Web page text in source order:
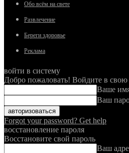
Обо всём на свете
Развлечение
Береги здоровье
Реклама
войти в систему
Добро пожаловать! Войдите в свою
Ваше
Ваш
Forgot your password? Get help
восстановление пароля
Восстановите свой пароль
Ваш